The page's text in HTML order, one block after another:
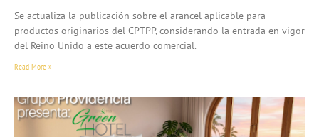
Se actualiza la publicación sobre el arancel aplicable para
productos originarios del CPTPP, considerando la entrada en vigor
del Reino Unido a este acuerdo comercial.
Read More »